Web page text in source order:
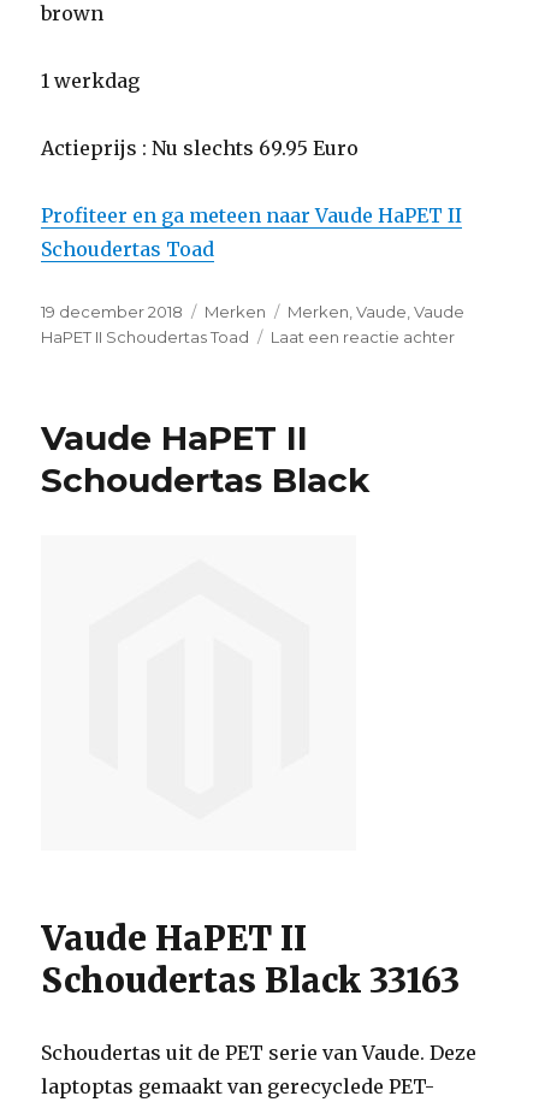
brown
1 werkdag
Actieprijs : Nu slechts 69.95 Euro
Profiteer en ga meteen naar Vaude HaPET II
Schoudertas Toad
Geplaatst
op
19 december 2018 Categorieën
Merken Tags
Merken,Vaude,Vaude
HaPET II Schoudertas Toad
Laat een reactie achter
Vaude HaPET II
Schoudertas Black
Vaude HaPET II
Schoudertas Black 33163
Schoudertas uit de PET serie van Vaude. Deze
laptoptas gemaakt van gerecyclede PET-